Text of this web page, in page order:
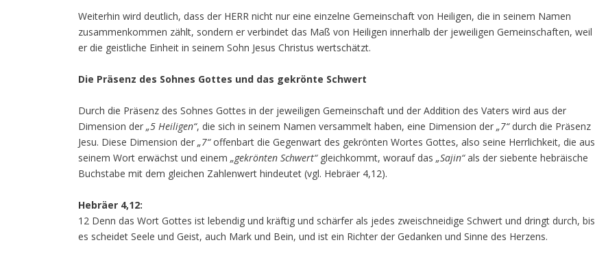
Weiterhin wird deutlich, dass der HERR nicht nur eine einzelne Gemeinschaft von Heiligen, die in seinem Namen
zusammenkommen zählt, sondern er verbindet das Maß von Heiligen innerhalb der jeweiligen Gemeinschaften, weil
er die geistliche Einheit in seinem Sohn Jesus Christus wertschätzt.
Die Präsenz des Sohnes Gottes und das gekrönte Schwert
Durch die Präsenz des Sohnes Gottes in der jeweiligen Gemeinschaft und der Addition des Vaters wird aus der
Dimension der „5 Heiligen“, die sich in seinem Namen versammelt haben, eine Dimension der „7“durch die Präsenz
Jesu. Diese Dimension der „7“offenbart die Gegenwart des gekrönten Wortes Gottes, also seine Herrlichkeit, die aus
seinem Wort erwächst und einem „gekrönten Schwert“gleichkommt, worauf das „Sajin“als der siebente hebräische
Buchstabe mit dem gleichen Zahlenwert hindeutet (vgl. Hebräer 4,12).
Hebräer 4,12:
12 Denn das Wort Gottes ist lebendig und kräftig und schärfer als jedes zweischneidige Schwert und dringt durch, bis
es scheidet Seele und Geist, auch Mark und Bein, und ist ein Richter der Gedanken und Sinne des Herzens.